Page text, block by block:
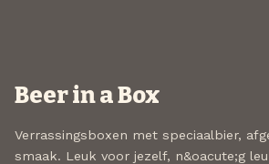
Beer in a Box
Verrassingsboxen met speciaalbier,
smaak. Leuk voor jezelf, n&oacute;g